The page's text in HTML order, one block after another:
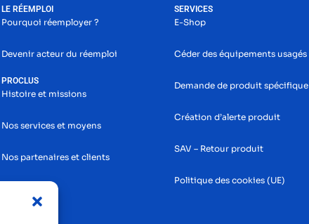
LE RÉEMPLOI
Pourquoi réemployer ?
Devenir acteur du réemploi
PROCLUS
Histoire et missions
Nos services et moyens
Nos partenaires et clients
SERVICES
E-Shop
Céder des équipements usagés
Demande de produit spécifique
Création d’alerte produit
SAV – Retour produit
Politique des cookies (UE)